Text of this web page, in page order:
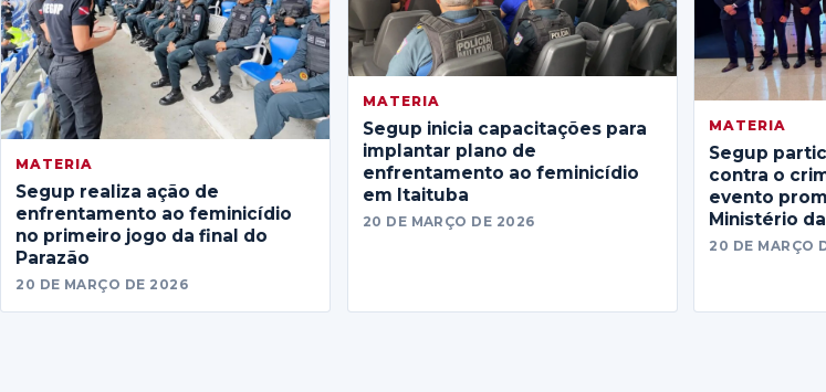
MATERIA
Segup realiza ação de
enfrentamento ao feminicídio
no primeiro jogo da final do
Parazão
20 DE MARÇO DE 2026
MATERIA
Segup inicia capacitações para
implantar plano de
enfrentamento ao feminicídio
em Itaituba
20 DE MARÇO DE 2026
MATERIA
Segup
contra o
evento
Ministério
20 DE MARÇO